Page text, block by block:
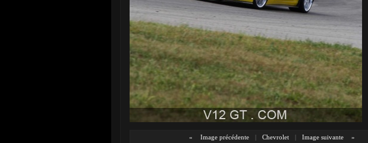
« Image précédente | Chevrolet | Image suivante »